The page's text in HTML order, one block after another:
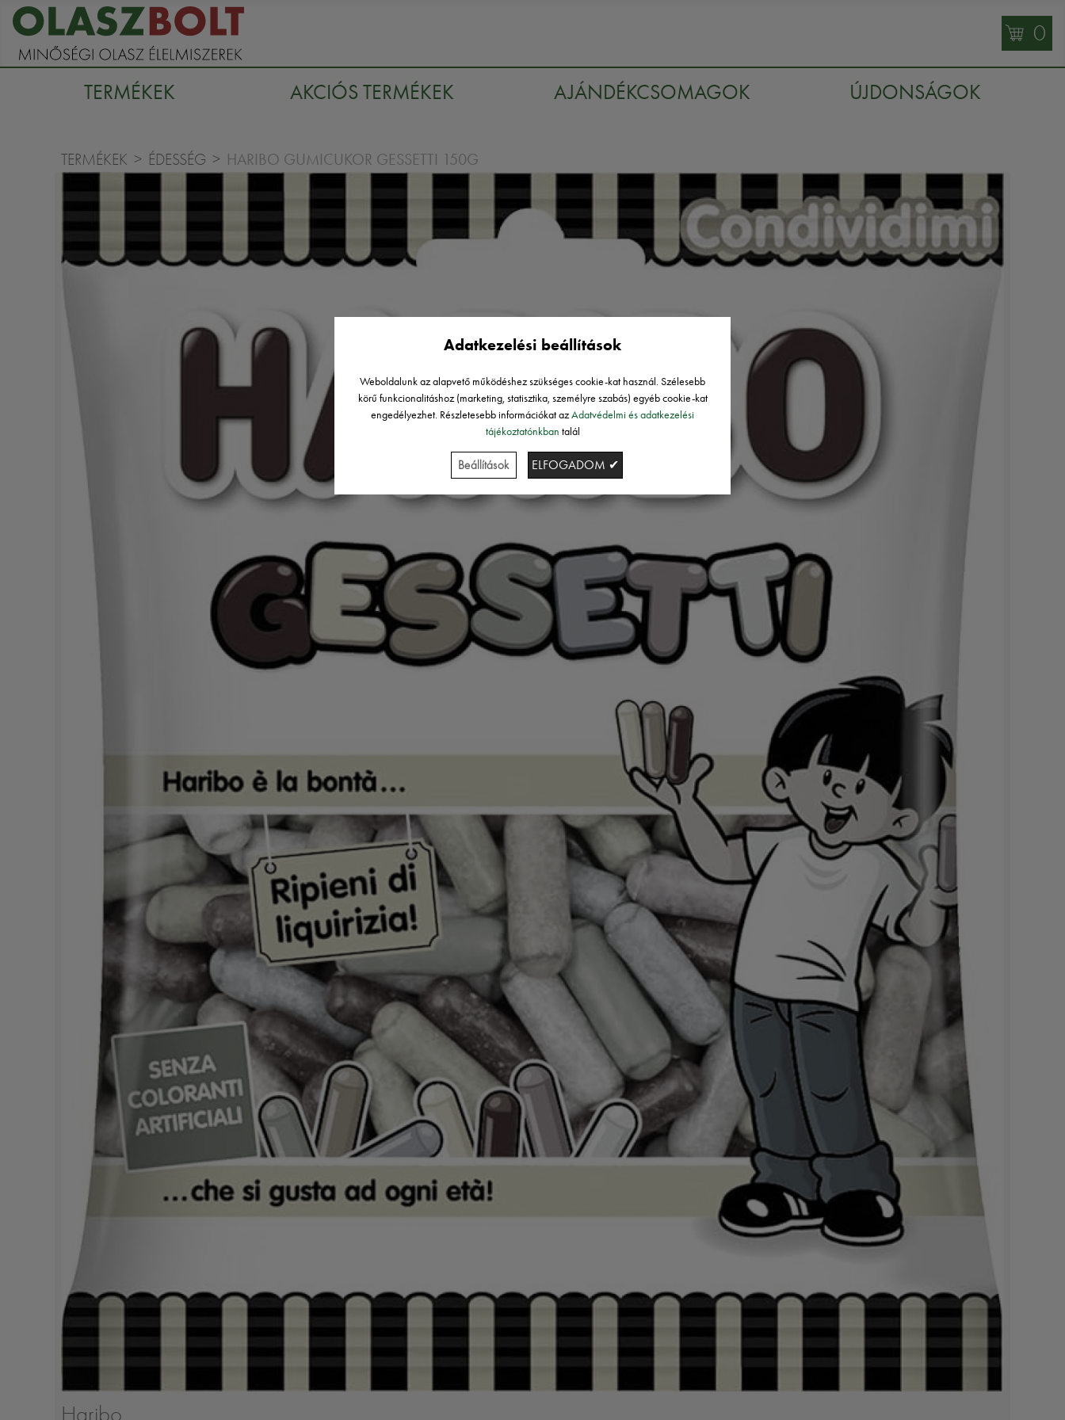
0
TERMÉKEK AKCIÓS TERMÉKEK AJÁNDÉKCSOMAGOK ÚJDONSÁGOK
TERMÉKEK ÉDESSÉG HARIBO GUMICUKOR GESSETTI 150G
Haribo
Adatkezelési beállítások
Weboldalunk az alapvető működéshez szükséges cookie-kat használ. Szélesebb
körű funkcionalitáshoz (marketing, statisztika, személyre szabás) egyéb cookie-kat
engedélyezhet. Részletesebb információkat azAdatvédelmi és adatkezelési
tájékoztatónkban talál
Beállítások ELFOGADOM ✔